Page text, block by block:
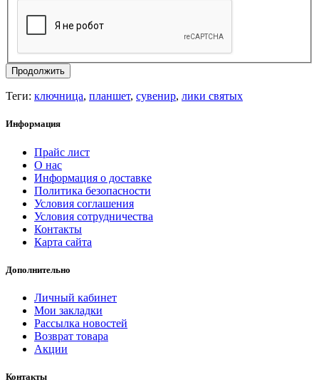
Продолжить
Теги: ключница, планшет, сувенир, лики святых
Информация
Прайс лист
О нас
Информация о доставке
Политика безопасности
Условия соглашения
Условия сотрудничества
Контакты
Карта сайта
Дополнительно
Личный кабинет
Мои закладки
Рассылка новостей
Возврат товара
Акции
Контакты